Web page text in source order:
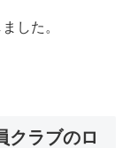
した。
クラブのロ